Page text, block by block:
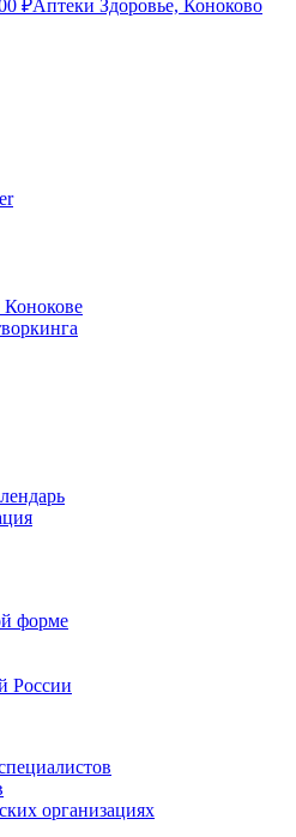
₽Аптеки Здоровье, Коноково
форме
России
организациях